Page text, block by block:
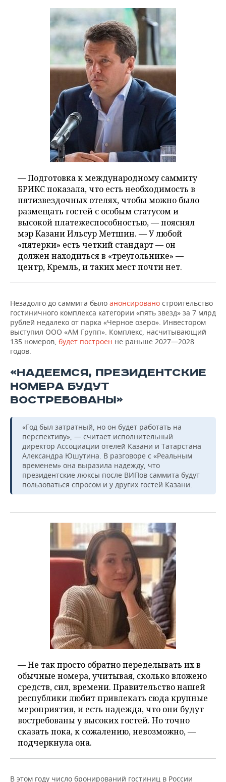
— Подготовка к международному саммиту
БРИКС показала, что есть необходимость в
пятизвездочных отелях, чтобы можно было
размещать гостей с особым статусом и
высокой платежеспособностью, — пояснял
мэр Казани Ильсур Метшин. — У любой
«пятерки» есть четкий стандарт — он
должен находиться в «треугольнике» —
центр, Кремль, и таких мест почти нет.
Незадолго до саммита было анонсировано строительство
гостиничного комплекса категории «пять звезд» за 7 млрд
рублей недалеко от парка «Черное озеро». Инвестором
выступил ООО «АМ Групп». Комплекс, насчитывающий
135 номеров, будет построен не раньше 2027—2028
годов.
«НАДЕЕМСЯ, ПРЕЗИДЕНТСКИЕ
НОМЕРА БУДУТ
ВОСТРЕБОВАНЫ»
«Год был затратный, но он будет работать на
перспективу», — считает исполнительный
директор Ассоциации отелей Казани и Татарстана
Александра Юшутина. В разговоре с «Реальным
временем» она выразила надежду, что
президентские люксы после ВИПов саммита будут
пользоваться спросом и у других гостей Казани.
— Не так просто обратно переделывать их в
обычные номера, учитывая, сколько вложено
средств, сил, времени. Правительство нашей
республики любит привлекать сюда крупные
мероприятия, и есть надежда, что они будут
востребованы у высоких гостей. Но точно
сказать пока, к сожалению, невозможно, —
подчеркнула она.
В этом году число бронирований гостиниц в России